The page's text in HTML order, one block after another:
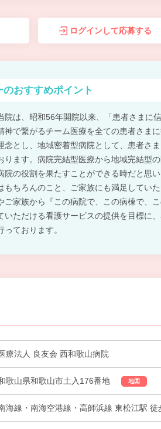
ログインして応募する
のおすすめポイント
院は、昭和56年開院以来、「患者さまに
神で繋がるチーム医療を全ての患者さま
念とし、地域密着型病院として、患者さ
ります。病院完結型医療から地域完結型
院の役割を果たすことができる時だと思
もちろんのこと、ご家族にも満足してい
ご家族から『この病院で、この病棟で、
いただける看護サービスの提供を目標に
っております。
療法人 良友会 西和歌山病院
歌山県和歌山市土入176番地 地図
海線・南海空港線・高師浜線 東松江駅 徒